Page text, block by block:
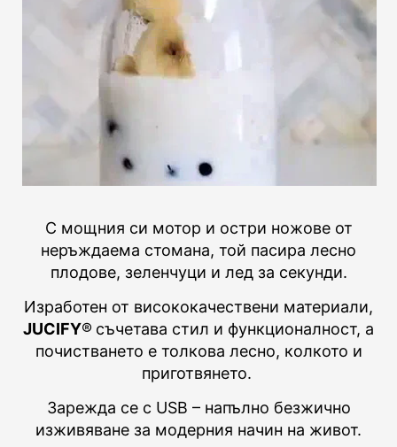
С мощния си мотор и остри ножове от
неръждаема стомана, той пасира лесно
плодове, зеленчуци и лед за секунди.
Изработен от висококачествени материали,
JUCIFY® съчетава стил и функционалност, а
почистването е толкова лесно, колкото и
приготвянето.
Зарежда се с USB – напълно безжично
изживяване за модерния начин на живот.